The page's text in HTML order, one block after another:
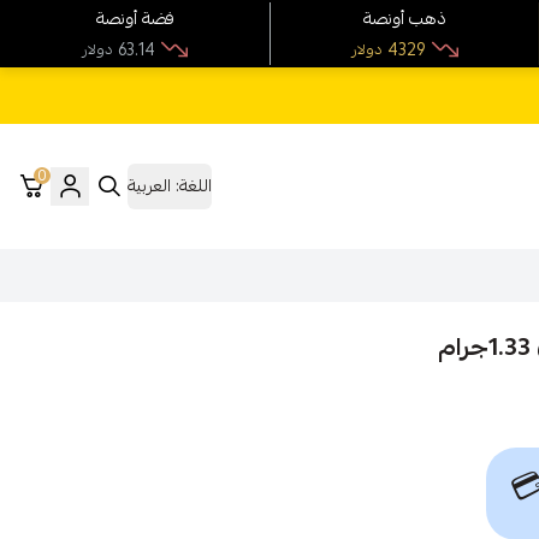
اللغة: العربية 0
فضة أونصة
دولار 63.14
ذهب أونصة
دولار 4329